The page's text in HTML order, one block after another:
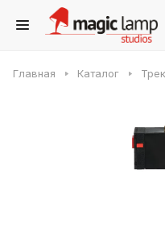
Главная Каталог